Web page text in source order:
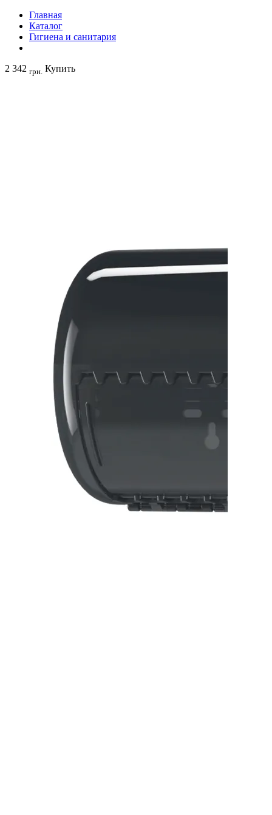
Главная
Каталог
Гигиена и санитария
2 342 грн. Купить